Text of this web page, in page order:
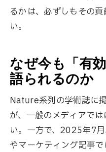
るかは、必ずしもその
い。
なぜ今も「有
語られるのか
Nature系列の学術誌に
が、一般のメディアで
い。一方で、2025年7
やマーケティング記事